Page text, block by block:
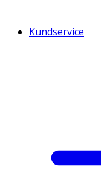
Kundservice